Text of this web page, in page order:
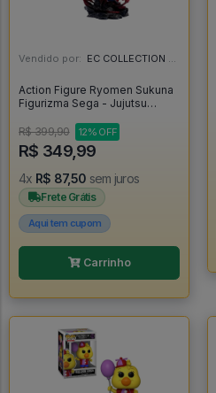
Vendido por: EC COLLECTION - SP
Action Figure Ryomen Sukuna
Figurizma Sega - Jujutsu
R$ 399,90
12% OFF
R$ 349,99
4x R$ 87,50 sem juros
Frete Grátis
Aqui tem cupom
Carrinho